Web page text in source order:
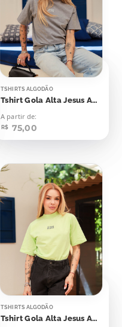
TSHIRTS ALGODÃO
Tshirt Gola Alta Jesus Aplicação
A partir de:
R$ 75,00
TSHIRTS ALGODÃO
Tshirt Gola Alta Jesus Aplicação